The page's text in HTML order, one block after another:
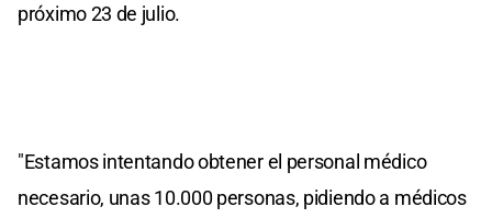
próximo 23 de julio.
"Estamos intentando obtener el personal médico
necesario, unas 10.000 personas, pidiendo a médicos